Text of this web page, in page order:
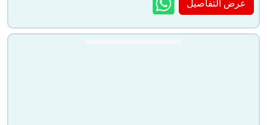
عرض التفاصيل